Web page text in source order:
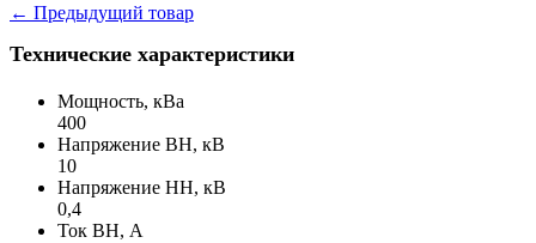
← Предыдущий товар
Технические характеристики
Мощность, кВа
400
Напряжение ВН, кВ
10
Напряжение НН, кВ
0,4
Ток ВН, А